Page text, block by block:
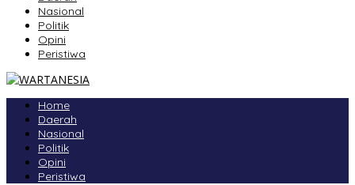
Nasional
Politik
Opini
Peristiwa
Home
Daerah
Nasional
Politik
Opini
Peristiwa